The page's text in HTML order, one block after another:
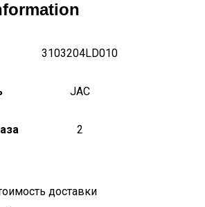
3103204LD010
JAC
2
доставки